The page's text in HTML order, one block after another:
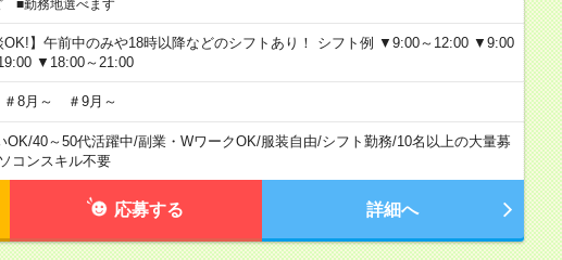
■勤務地選べます
OK!】午前中のみや18時以降などのシフトあり！ シフト例 ▼9:00～12:00 ▼9:00
▼18:00～21:00
＃8月～ ＃9月～
OK/40～50代活躍中/副業・WワークOK/服装自由/シフト勤務/10名以上の大量募
コンスキル不要
応募する 詳細へ